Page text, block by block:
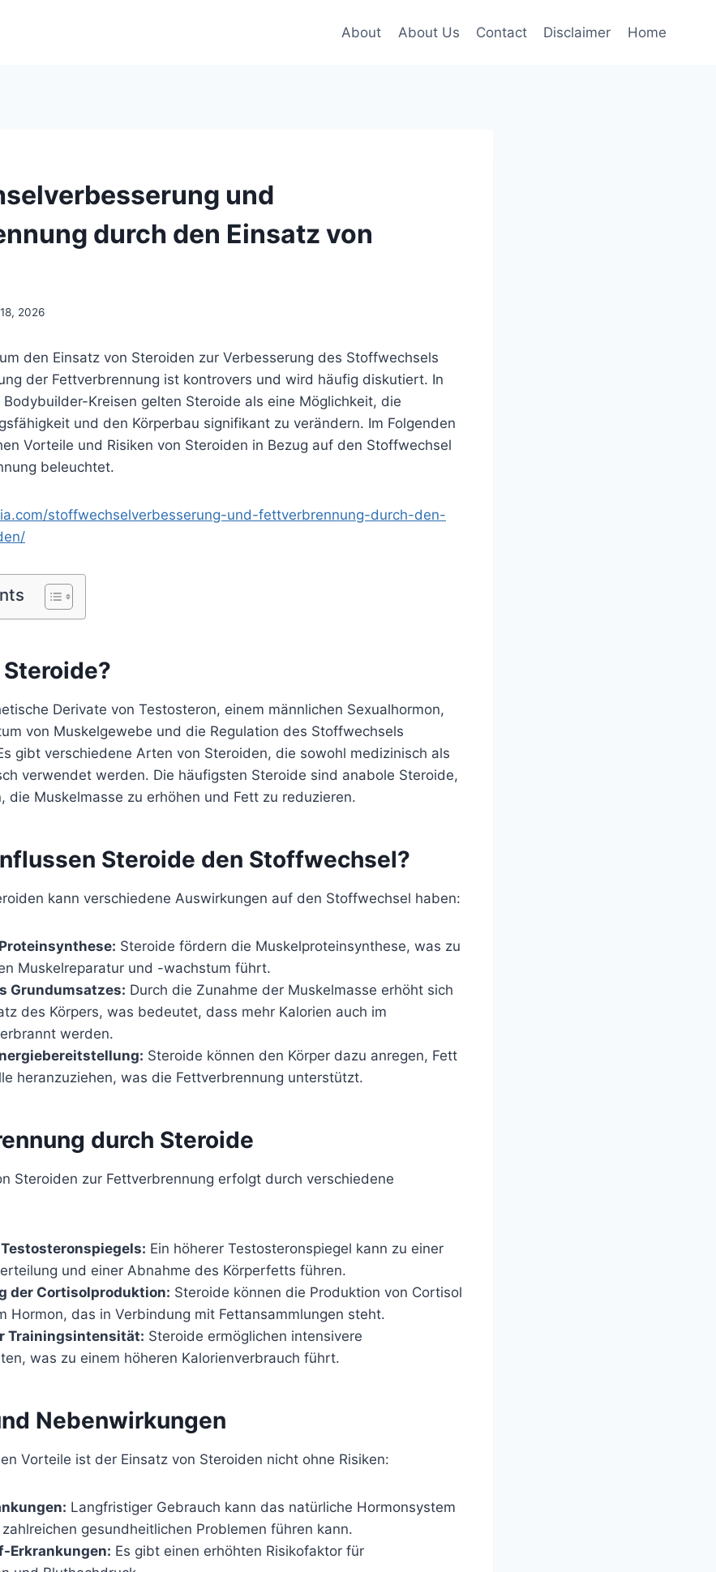
About About Us Contact Disclaimer Home
und
durch den Einsatz von
2026
den Einsatz von Steroiden zur Verbesserung des Stoffwechsels
der Fettverbrennung ist kontrovers und wird häufig diskutiert. In
Kreisen gelten Steroide als eine Möglichkeit, die
und den Körperbau signifikant zu verändern. Im Folgenden
Vorteile und Risiken von Steroiden in Bezug auf den Stoffwechsel
beleuchtet.
stoffwechselverbesserung-und-fettverbrennung-durch-den-
Steroide?
Derivate von Testosteron, einem männlichen Sexualhormon,
von Muskelgewebe und die Regulation des Stoffwechsels
gibt verschiedene Arten von Steroiden, die sowohl medizinisch als
verwendet werden. Die häufigsten Steroide sind anabole Steroide,
die Muskelmasse zu erhöhen und Fett zu reduzieren.
Steroide den Stoffwechsel?
kann verschiedene Auswirkungen auf den Stoffwechsel haben:
Steroide fördern die Muskelproteinsynthese, was zu
Muskelreparatur und -wachstum führt.
Grundumsatzes: Durch die Zunahme der Muskelmasse erhöht sich
des Körpers, was bedeutet, dass mehr Kalorien auch im
werden.
Steroide können den Körper dazu anregen, Fett
heranzuziehen, was die Fettverbrennung unterstützt.
durch Steroide
Steroiden zur Fettverbrennung erfolgt durch verschiedene
Ein höherer Testosteronspiegel kann zu einer
und einer Abnahme des Körperfetts führen.
der Cortisolproduktion: Steroide können die Produktion von Cortisol
Hormon, das in Verbindung mit Fettansammlungen steht.
Trainingsintensität: Steroide ermöglichen intensivere
was zu einem höheren Kalorienverbrauch führt.
Nebenwirkungen
Vorteile ist der Einsatz von Steroiden nicht ohne Risiken:
Langfristiger Gebrauch kann das natürliche Hormonsystem
gesundheitlichen Problemen führen kann.
Erkrankungen: Es gibt einen erhöhten Risikofaktor für